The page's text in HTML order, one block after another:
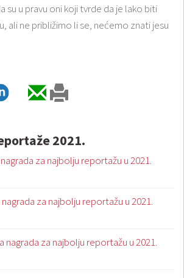
su u pravu oni koji tvrde da je lako biti
ali ne približimo li se, nećemo znati jesu
2021.
za najbolju reportažu u 2021.
za najbolju reportažu u 2021.
nagrada za najbolju reportažu u 2021.